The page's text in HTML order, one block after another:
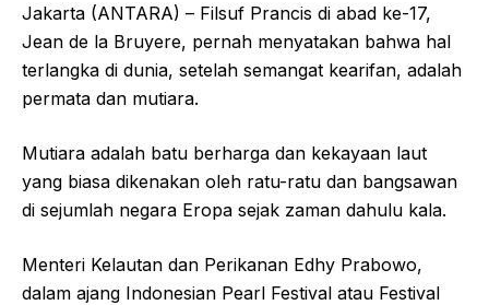
Jakarta (ANTARA) – Filsuf Prancis di abad ke-17,
Jean de la Bruyere, pernah menyatakan bahwa hal
terlangka di dunia, setelah semangat kearifan, adalah
permata dan mutiara.
Mutiara adalah batu berharga dan kekayaan laut
yang biasa dikenakan oleh ratu-ratu dan bangsawan
di sejumlah negara Eropa sejak zaman dahulu kala.
Menteri Kelautan dan Perikanan Edhy Prabowo,
dalam ajang Indonesian Pearl Festival atau Festival